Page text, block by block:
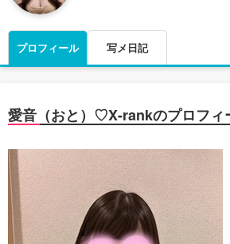
プロフィール 写メ日記
愛音（おと）♡X-rankのプロフィ